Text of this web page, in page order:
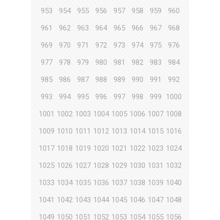
953 954 955 956 957 958 959
960
961
962 963 964 965 966 967
968
969
970 971 972 973 974 975
976
977
978 979 980 981 982 983
984
985
986 987 988 989 990 991
992
993
994 995 996 997 998 999
1000
1001 1002 1003 1004 1005 1006 1007 1008
1009 1010 1011 1012 1013 1014 1015 1016
1017 1018 1019 1020 1021 1022 1023 1024
1025 1026 1027 1028 1029 1030 1031 1032
1033 1034 1035 1036 1037 1038 1039 1040
1041 1042 1043 1044 1045 1046 1047 1048
1049 1050 1051 1052 1053 1054 1055 1056